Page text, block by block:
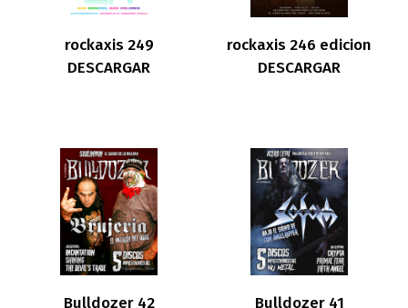
rockaxis 249
DESCARGAR
rockaxis 246 edicion
DESCARGAR
Bulldozer 42 Bulldozer 41